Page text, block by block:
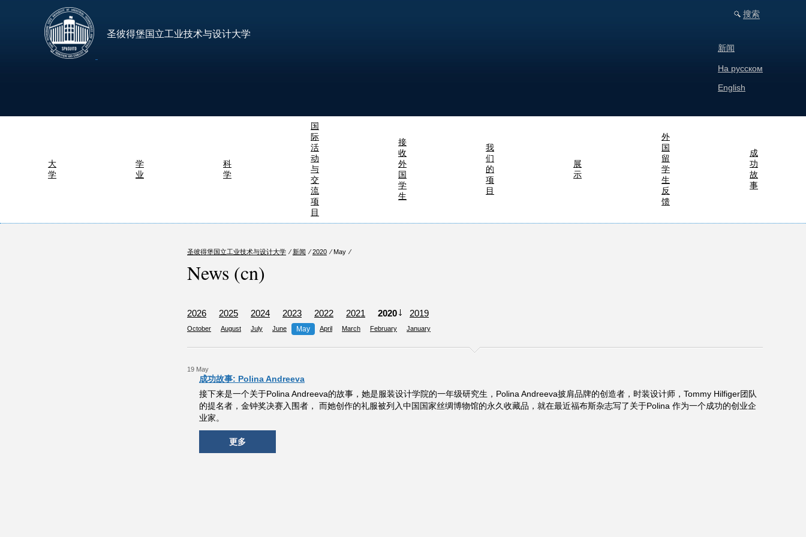
圣彼得堡国立工业技术与设计大学
搜索
新闻
На русском
English
大
学
学
业
科
学
国
际
活
动
与
交
流
项
目
接
收
外
国
学
生
我
们
的
项
目
展
示
外
国
留
学
生
反
馈
成
功
故
事
圣彼得堡国立工业技术与设计大学 ⁄ 新闻 ⁄2020 ⁄ May ⁄
News (cn)
2026 2025 2024 2023 2022 2021 2020 2019
October August July June May April March February January
19 May
成功故事: Polina Andreeva
接下来是一个关于Polina Andreeva的故事，她是服装设计学院的一年级研究生，Polina Andreeva披肩品牌的创造者，时装设计师，Tommy Hilfiger团队
的提名者，金钟奖决赛入围者， 而她创作的礼服被列入中国国家丝绸博物馆的永久收藏品，就在最近福布斯杂志写了关于Polina 作为一个成功的创业企
业家。
更多